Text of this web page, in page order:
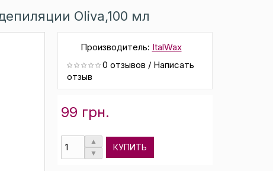
Oliva,100 мл
Производитель: ItalWax
0 отзывов / Написать
отзыв
99 грн.
КУПИТЬ